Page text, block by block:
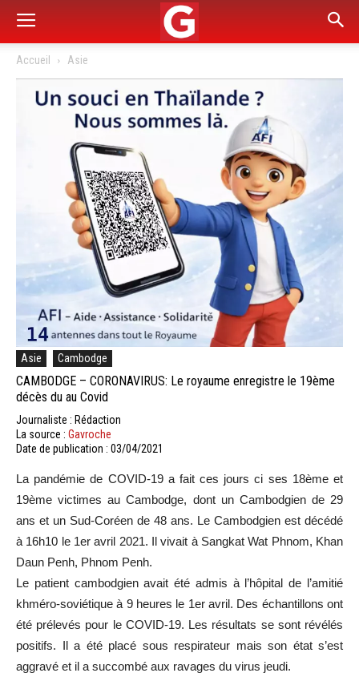
Accueil Asie
Asie Cambodge
CAMBODGE – CORONAVIRUS: Le royaume enregistre le 19ème
décès du au Covid
Journaliste : Rédaction
La source : Gavroche
Date de publication : 03/04/2021
La pandémie de COVID-19 a fait ces jours ci ses 18ème et
19ème victimes au Cambodge, dont un Cambodgien de 29
ans et un Sud-Coréen de 48 ans. Le Cambodgien est décédé
à 16h10 le 1er avril 2021. Il vivait à Sangkat Wat Phnom, Khan
Daun Penh, Phnom Penh.
Le patient cambodgien avait été admis à l’hôpital de l’amitié
khméro-soviétique à 9 heures le 1er avril. Des échantillons ont
été prélevés pour le COVID-19. Les résultats se sont révélés
positifs. Il a été placé sous respirateur mais son état s’est
aggravé et il a succombé aux ravages du virus jeudi.